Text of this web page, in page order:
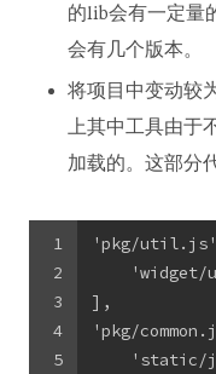
的lib会有一定量
会有几个版本。
将项目中变动较
上其中工具由于
加载的。这部分
1
2
3
4
5
'pkg/
'widget/
],
'pkg/
'static/